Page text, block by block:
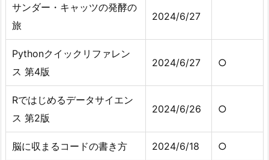
サンダー・キャッツの発酵の
旅
2024/6/27
Pythonクイックリファレン
ス 第4版
2024/6/27 ○
Rではじめるデータサイエン
ス 第2版
2024/6/26 ○
脳に収まるコードの書き方 2024/6/18 ○